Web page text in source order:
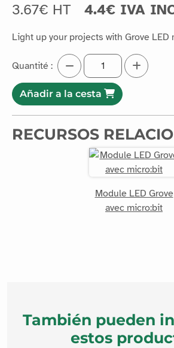
3.67€ HT 4.4€ IVA
Light up your projects with Grove LED
Quantité :
Añadir a la cesta
RECURSOS
Module LED Grove
avec micro:bit
También pueden
estos